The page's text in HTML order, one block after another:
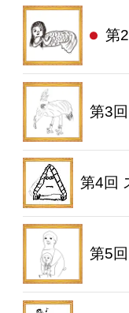
第
第3
第4回
第5